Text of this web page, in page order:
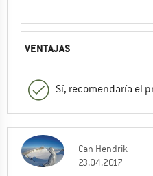
VENTAJAS
Sí, recomendaría el
Can Hendrik
23.04.2017